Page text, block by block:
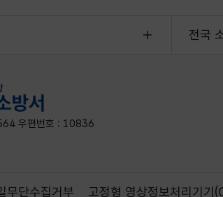
전국
우편번호 : 10836
무단수집거부 고정형 영상정보처리기기